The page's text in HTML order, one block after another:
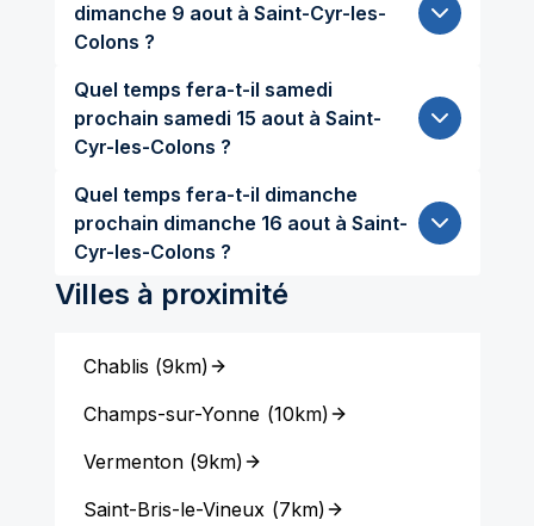
dimanche 9 aout à Saint-Cyr-les-
Colons ?
Quel temps fera-t-il samedi
prochain samedi 15 aout à Saint-
Cyr-les-Colons ?
Quel temps fera-t-il dimanche
prochain dimanche 16 aout à Saint-
Cyr-les-Colons ?
Villes à proximité
Chablis (9km)
Champs-sur-Yonne (10km)
Vermenton(9km)
Saint-Bris-le-Vineux (7km)